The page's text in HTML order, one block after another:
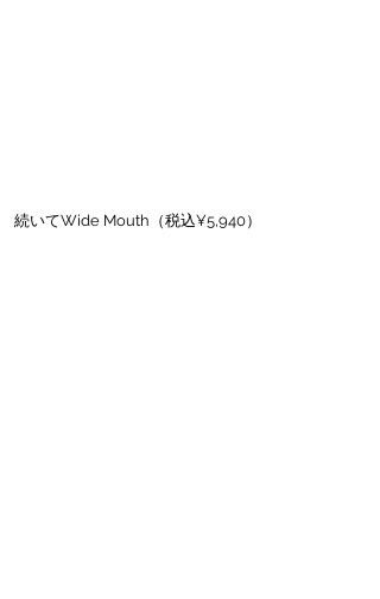
続いてWide Mouth（税込¥5,940）